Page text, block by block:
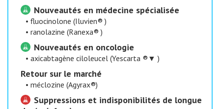
Nouveautés en médecine spécialisée
• fluocinolone (Iluvien® )
• ranolazine (Ranexa® )
Nouveautés en oncologie
• axicabtagène ciloleucel (Yescarta ®▼ )
Retour sur le marché
• méclozine (Agyrax®)
Suppressions et indisponibilités de longue